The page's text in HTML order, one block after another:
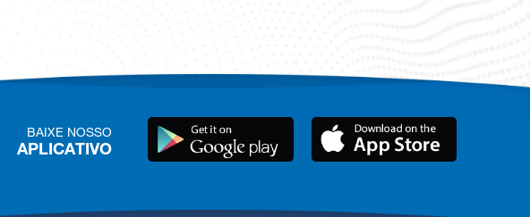
BAIXE NOSSO
APLICATIVO